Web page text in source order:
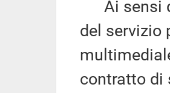
Ai sensi
del servizio
contratto di